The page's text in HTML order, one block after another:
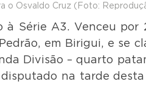
o Osvaldo Cruz (Foto:
à Série A3. Venceu por
em Birigui, e se
Divisão – quarto
na tarde